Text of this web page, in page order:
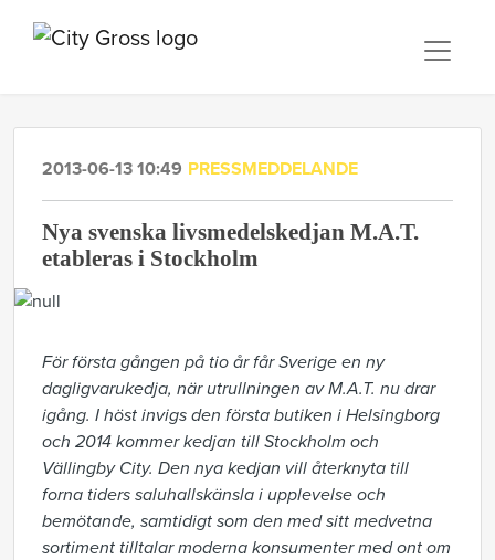
2013-06-13 10:49 PRESSMEDDELANDE
Nya svenska livsmedelskedjan M.A.T.
etableras i Stockholm
För första gången på tio år får Sverige en ny
dagligvarukedja, när utrullningen av M.A.T. nu drar
igång. I höst invigs den första butiken i Helsingborg
och 2014 kommer kedjan till Stockholm och
Vällingby City. Den nya kedjan vill återknyta till
forna tiders saluhallskänsla i upplevelse och
bemötande, samtidigt som den med sitt medvetna
sortiment tilltalar moderna konsumenter med ont om